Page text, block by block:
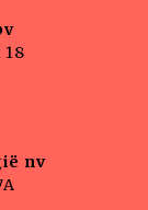
nv